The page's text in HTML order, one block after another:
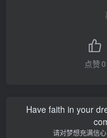
点赞0
Have faith in your
请对梦想充满信